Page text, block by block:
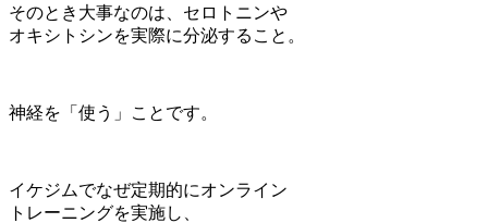
そのとき大事なのは、セロトニンや
オキシトシンを実際に分泌すること。
神経を「使う」ことです。
イケジムでなぜ定期的にオンライン
トレーニングを実施し、